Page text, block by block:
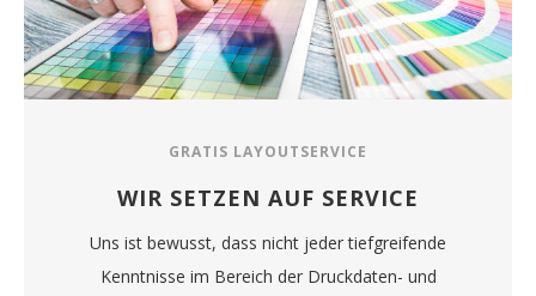
GRATIS LAYOUTSERVICE
WIR SETZEN AUF SERVICE
Uns ist bewusst, dass nicht jeder tiefgreifende
Kenntnisse im Bereich der Druckdaten- und